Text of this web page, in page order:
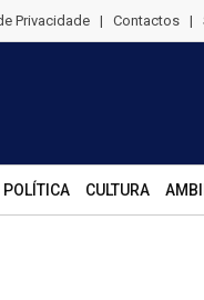
Privacidade | Contactos |
POLÍTICA CULTURA